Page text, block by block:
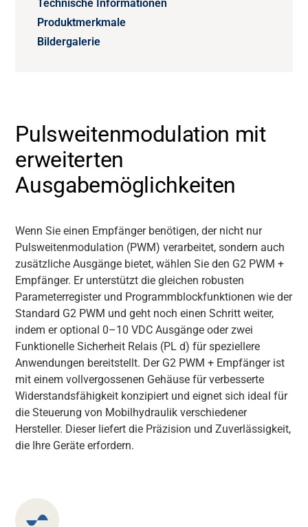
Pulsweitenmodulation mit
erweiterten
Ausgabemöglichkeiten
Wenn Sie einen Empfänger benötigen, der nicht nur
Pulsweitenmodulation (PWM) verarbeitet, sondern auch
zusätzliche Ausgänge bietet, wählen Sie den G2 PWM +
Empfänger. Er unterstützt die gleichen robusten
Parameterregister und Programmblockfunktionen wie der
Standard G2 PWM und geht noch einen Schritt weiter,
indem er optional 0–10VDC Ausgänge oder zwei
Funktionelle Sicherheit Relais (PL d) für speziellere
Anwendungen bereitstellt. Der G2 PWM + Empfänger ist
mit einem vollvergossenen Gehäuse für verbesserte
Widerstandsfähigkeit konzipiert und eignet sich ideal für
die Steuerung von Mobilhydraulik verschiedener
Hersteller. Dieser liefert die Präzision und Zuverlässigkeit,
die Ihre Geräte erfordern.
Technische Informationen
Produktmerkmale
Bildergalerie